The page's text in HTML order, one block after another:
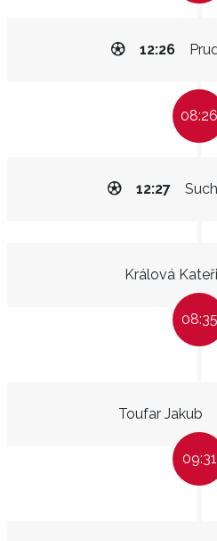
12:26
08:26
12:27
Králová
08:35
Toufar Jakub
09:31